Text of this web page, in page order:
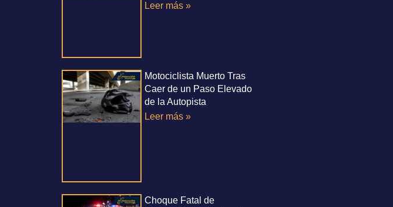
Leer más »
Motociclista Muerto Tras
Caer de un Paso Elevado
de la Autopista
Leer más »
Choque Fatal de